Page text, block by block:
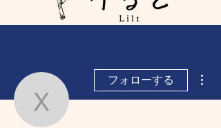
xc8yllxwln
フォローする